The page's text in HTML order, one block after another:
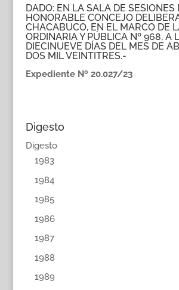
DADO: EN LA SALA DE SESIONES
HONORABLE CONCEJO
CHACABUCO, EN EL MARCO DE
ORDINARIA Y PÚBLICA Nº 968, A
DIECINUEVE DÍAS DEL MES DE
DOS MIL VEINTITRES.-
Expediente Nº 20.027/23
Digesto
Digesto
1983
1984
1985
1986
1987
1988
1989